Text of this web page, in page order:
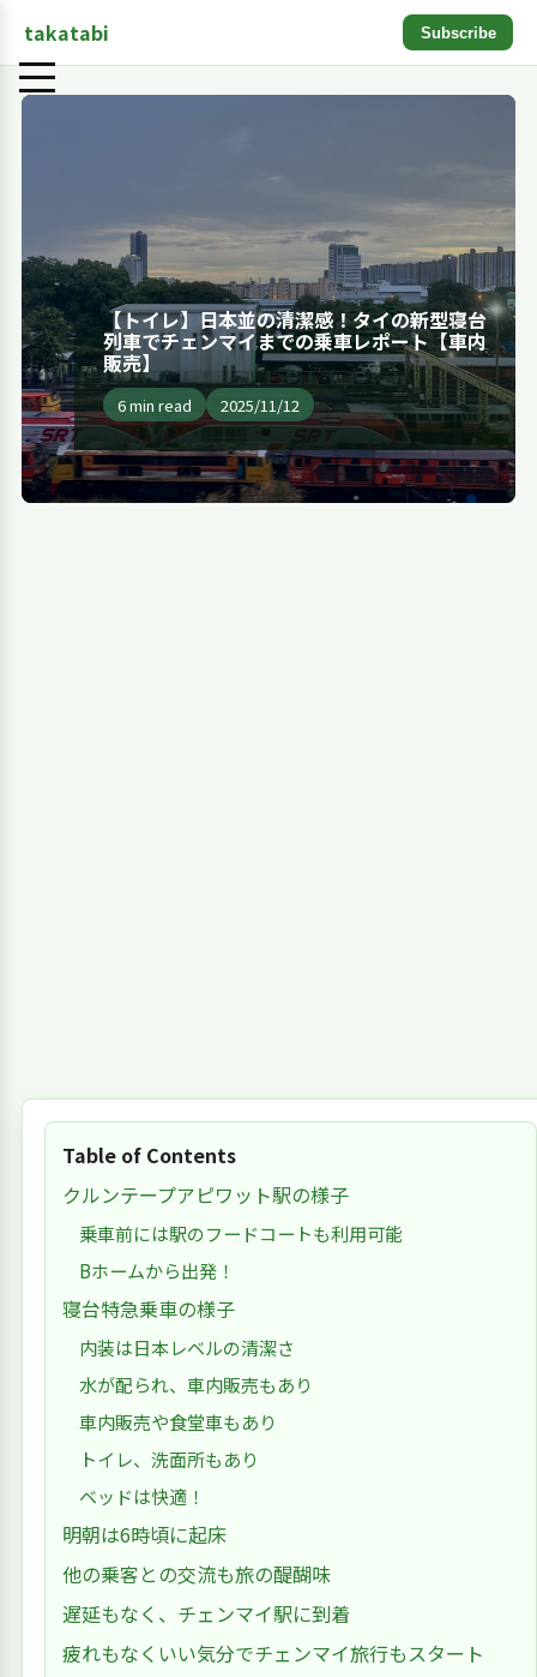
takatabi Subscribe
【トイレ】日本並の清潔感！タイの新型寝台
列車でチェンマイまでの乗車レポート【車内
販売】
6 min read 2025/11/12
Table of Contents
クルンテープアピワット駅の様子
乗車前には駅のフードコートも利用可能
Bホームから出発！
寝台特急乗車の様子
内装は日本レベルの清潔さ
水が配られ、車内販売もあり
車内販売や食堂車もあり
トイレ、洗面所もあり
ベッドは快適！
明朝は6時頃に起床
他の乗客との交流も旅の醍醐味
遅延もなく、チェンマイ駅に到着
疲れもなくいい気分でチェンマイ旅行もスタート